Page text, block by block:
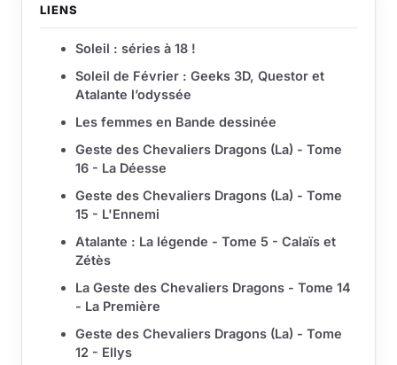
LIENS
Soleil : séries à 18 !
Soleil de Février : Geeks 3D, Questor et
Atalante l’odyssée
Les femmes en Bande dessinée
Geste des Chevaliers Dragons (La) - Tome
16 - La Déesse
Geste des Chevaliers Dragons (La) - Tome
15 - L'Ennemi
Atalante : La légende - Tome 5 - Calaïs et
Zétès
La Geste des Chevaliers Dragons - Tome 14
- La Première
Geste des Chevaliers Dragons (La) - Tome
12 - Ellys